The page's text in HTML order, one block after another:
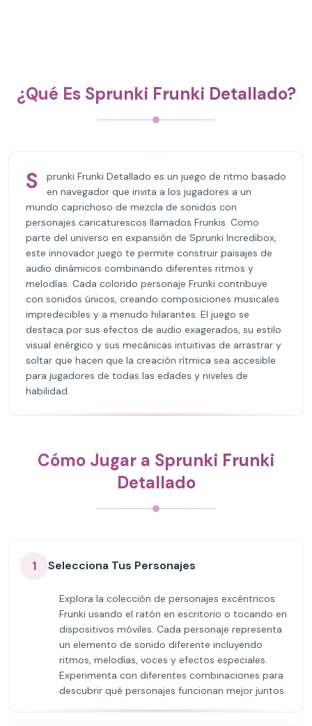
¿Qué Es Sprunki Frunki Detallado?
S
prunki Frunki Detallado es un juego de ritmo basado
en navegador que invita a los jugadores a un
mundo caprichoso de mezcla de sonidos con
personajes caricaturescos llamados Frunkis. Como
parte del universo en expansión de Sprunki Incredibox,
este innovador juego te permite construir paisajes de
audio dinámicos combinando diferentes ritmos y
melodías. Cada colorido personaje Frunki contribuye
con sonidos únicos, creando composiciones musicales
impredecibles y a menudo hilarantes. El juego se
destaca por sus efectos de audio exagerados, su estilo
visual enérgico y sus mecánicas intuitivas de arrastrar y
soltar que hacen que la creación rítmica sea accesible
para jugadores de todas las edades y niveles de
habilidad.
Cómo Jugar a Sprunki Frunki
Detallado
1 Selecciona Tus Personajes
Explora la colección de personajes excéntricos
Frunki usando el ratón en escritorio o tocando en
dispositivos móviles. Cada personaje representa
un elemento de sonido diferente incluyendo
ritmos, melodías, voces y efectos especiales.
Experimenta con diferentes combinaciones para
descubrir qué personajes funcionan mejor juntos.